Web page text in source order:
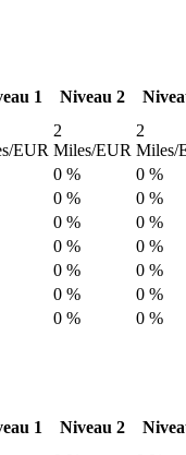
1 Niveau 2
EUR
2
Miles/EUR
2
Miles/
0 %
0 %
0 %
0 %
0 %
0 %
0 %
0 %
0 %
0 %
0 %
0 %
0 % 0 %
1 Niveau 2